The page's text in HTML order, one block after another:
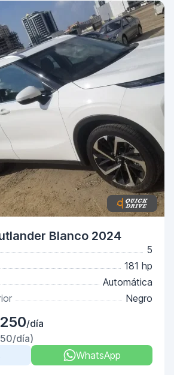
Blanco 2024
5
181 hp
Automática
Negro
/día
día)
WhatsApp